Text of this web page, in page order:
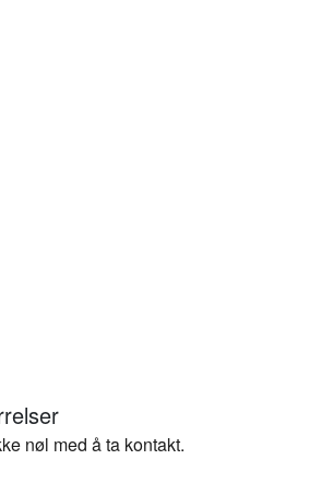
nøl med å ta kontakt.